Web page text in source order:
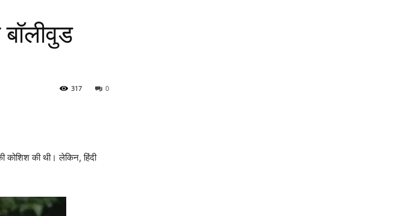
0
317
कोशिश की थी। लेकिन, हिंदी